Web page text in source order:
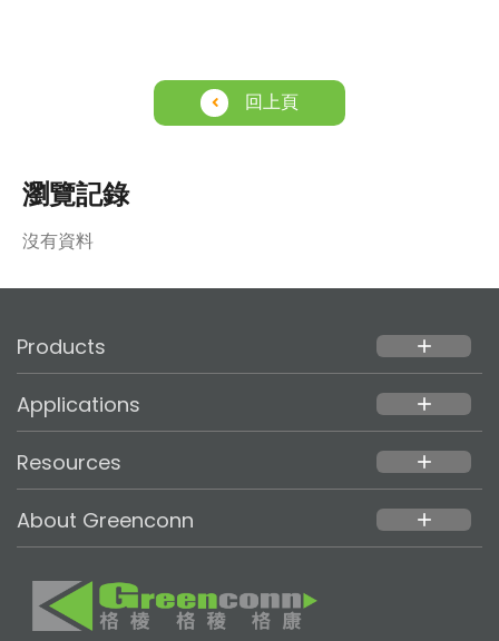
回上頁
瀏覽記錄
沒有資料
Products add
Applications add
Resources add
About Greenconn add